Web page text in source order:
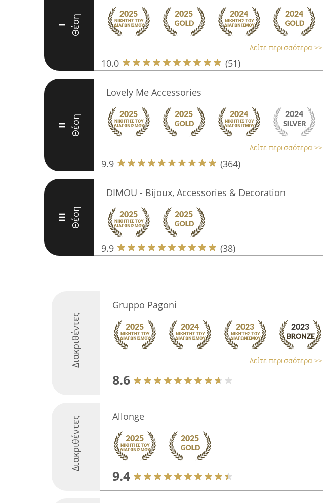
I Θέση
Δείτε περισσότερα >>
10.0 (51)
II Θέση
Lovely Me Accessories
Δείτε περισσότερα >>
9.9 (364)
III Θέση
DIMOU - Bijoux, Accessories & Decoration
9.9 (38)
Διακριθέντες
Gruppo Pagoni
Δείτε περισσότερα >>
8.6
Διακριθέντες Allonge
9.4